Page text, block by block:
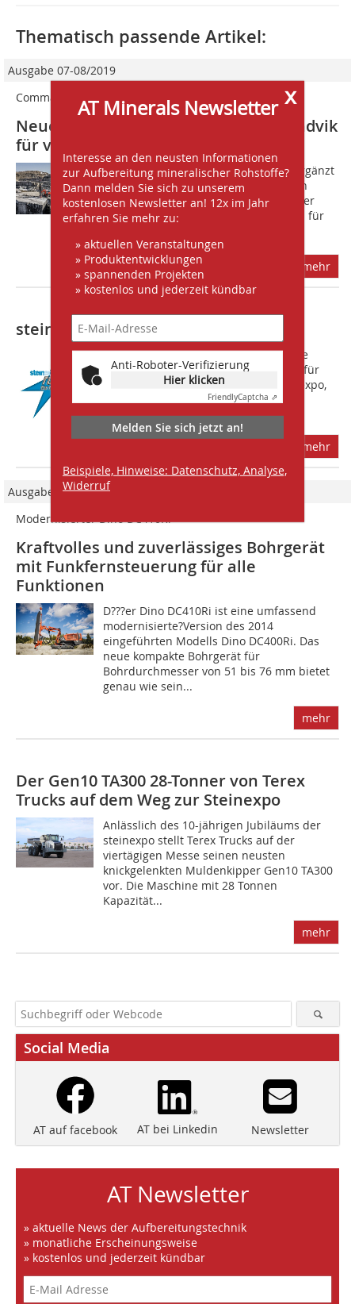
x
AT Minerals Newsletter
Interesse an den neusten Informationen
zur Aufbereitung mineralischer Rohstoffe?
Dann melden Sie sich zu unserem
kostenlosen Newsletter an! 12x im Jahr
erfahren Sie mehr zu:
» aktuellen Veranstaltungen
» Produktentwicklungen
» spannenden Projekten
» kostenlos und jederzeit kündbar
Anti-Roboter-Verifizierung
Hier klicken
FriendlyCaptcha ⇗
Melden Sie sich jetzt an!
Beispiele, Hinweise: Datenschutz, Analyse,
Widerruf
Thematisch passende Artikel:
Ausgabe 07-08/2019
Commando DC300Ri
Neues Mehrzweck-Bohrgerät von Sandvik
für verschiedene Bauanwendungen
S?andvik Mining & Rock Technology ergänzt
sein Produktangebot mit einem neuen
Übertage-Außenhammerbohrgerät. Der
flexible Commando DC300Ri lässt sich für
mehr
steinexpo 2017
Am Mittwoch, den 30.08.2017, geht die
Internationale Demonstrationsmesse für
die Bau- und Baustoffindustrie, steinexpo,
in die 10. Runde. Konzentriert an vier
Messetagen (30. August bis 2....
mehr
Ausgabe 04-05/2020
Modernisierter Dino DC410Ri
Kraftvolles und zuverlässiges Bohrgerät
mit Funkfernsteuerung für alle
Funktionen
D???er Dino DC410Ri ist eine umfassend
modernisierte?Version des 2014
eingeführten Modells Dino DC400Ri. Das
neue kompakte Bohrgerät für
Bohrdurchmesser von 51 bis 76 mm bietet
genau wie sein...
mehr
Der Gen10 TA300 28-Tonner von Terex
Trucks auf dem Weg zur Steinexpo
Anlässlich des 10-jährigen Jubiläums der
steinexpo stellt Terex Trucks auf der
viertägigen Messe seinen neusten
knickgelenkten Muldenkipper Gen10 TA300
vor. Die Maschine mit 28 Tonnen
Kapazität...
mehr
Social Media
AT auf facebook AT bei Linkedin Newsletter
AT Newsletter
» aktuelle News der Aufbereitungstechnik
» monatliche Erscheinungsweise
» kostenlos und jederzeit kündbar